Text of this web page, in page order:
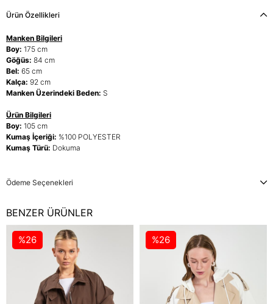
Ürün Özellikleri
Manken Bilgileri
Boy: 175 cm
Göğüs: 84 cm
Bel: 65 cm
Kalça: 92 cm
Manken Üzerindeki Beden: S
Ürün Bilgileri
Boy: 105 cm
Kumaş İçeriği: %100 POLYESTER
Kumaş Türü: Dokuma
Ödeme Seçenekleri
BENZER ÜRÜNLER
%26 %26